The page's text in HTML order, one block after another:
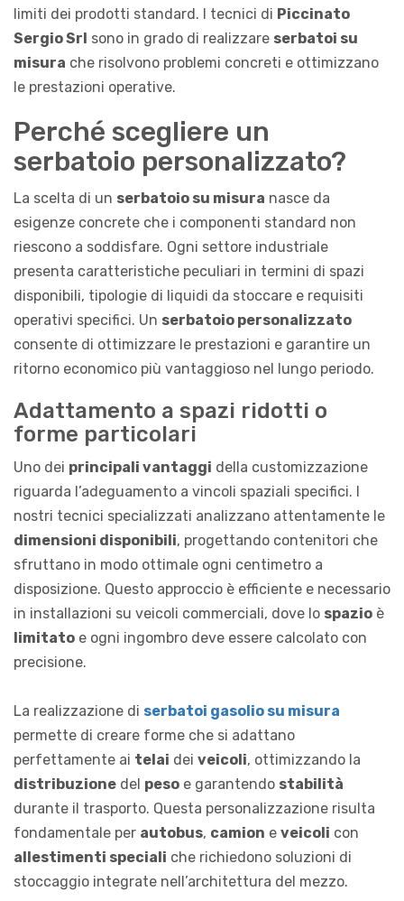
limiti dei prodotti standard. I tecnici di Piccinato
Sergio Srl sono in grado di realizzare serbatoi su
misura che risolvono problemi concreti e ottimizzano
le prestazioni operative.
Perché scegliere un
serbatoio personalizzato?
La scelta di un serbatoio su misura nasce da
esigenze concrete che i componenti standard non
riescono a soddisfare. Ogni settore industriale
presenta caratteristiche peculiari in termini di spazi
disponibili, tipologie di liquidi da stoccare e requisiti
operativi specifici. Un serbatoio personalizzato
consente di ottimizzare le prestazioni e garantire un
ritorno economico più vantaggioso nel lungo periodo.
Adattamento a spazi ridotti o
forme particolari
Uno dei principali vantaggi della customizzazione
riguarda l’adeguamento a vincoli spaziali specifici. I
nostri tecnici specializzati analizzano attentamente le
dimensioni disponibili, progettando contenitori che
sfruttano in modo ottimale ogni centimetro a
disposizione. Questo approccio è efficiente e necessario
in installazioni su veicoli commerciali, dove lo spazio è
limitato e ogni ingombro deve essere calcolato con
precisione.
La realizzazione di serbatoi gasolio su misura
permette di creare forme che si adattano
perfettamente ai telai dei veicoli, ottimizzando la
distribuzione del peso e garantendo stabilità
durante il trasporto. Questa personalizzazione risulta
fondamentale per autobus, camion e veicoli con
allestimenti speciali che richiedono soluzioni di
stoccaggio integrate nell’architettura del mezzo.